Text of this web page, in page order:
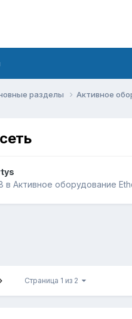
разделы Активное
в Активное оборудование
Страница 1 из 2